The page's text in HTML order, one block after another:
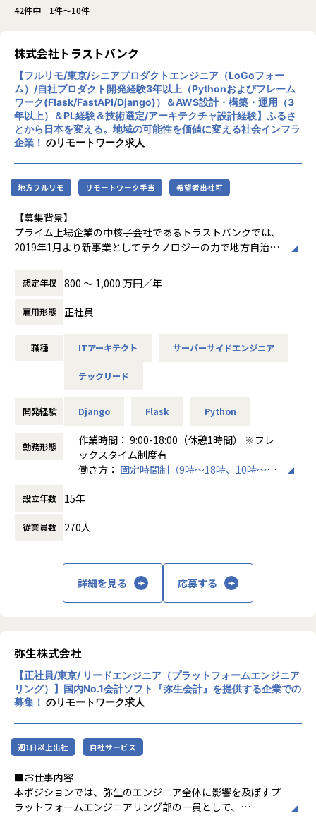
42件中 1件～10件
株式会社トラストバンク
【フルリモ/東京/シニアプロダクトエンジニア（LoGoフォー
ム）/自社プロダクト開発経験3年以上（Pythonおよびフレーム
ワーク(Flask/FastAPI/Django)）＆AWS設計・構築・運用（3
年以上）＆PL経験＆技術選定/アーキテクチャ設計経験】ふるさ
とから日本を変える。地域の可能性を価値に変える社会インフラ
企業！ のリモートワーク求人
地方フルリモ リモートワーク手当 希望者出社可
【募集背景】
プライム上場企業の中核子会社であるトラストバンクでは、
2019年1月より新事業としてテクノロジーの力で地方自治体
ク事業を推進しています。
【デジタルの力で行政と地域をアップデートするパブリテッ
ク事業】
適切なデジタル
多くの地域では高齢化・人口減少が進んで行き、地域が抱え
その一方で、これまで地域を支えてきた行政職員の数は減少
地域を支える行政職員が地域に対して十分な業務ができなく
なると、これまで行政職員が対応していた福祉サービスや災
自立的な持続可能性が維持できなくなります。
行政職員や地域に提供し、地域の発展を支援することをミッ
【急成長するパブリテック事業】
2019年1月より事業を開始したパブリテック事業は、弊社の
ふるさとチョイス以外の新規事業として、第2の中核事業と
自治体通信という自治体向け専門媒体にも取り上げて頂いた
LoGoチャット、LoGoフォームの記事もあわせてみて頂きま
すと、どのようなプロダクトを取り扱っているかについての
イメージが沸きやすいかと思います。
県庁職員の「新しい働き方」を支える、自治体専用ビジネス
チャットの実力
自治体専用ビジネスチャットを導入し、「対話」の組織文化
その中でも、サービスローンチから約4年で、全国の約1/3の
自治体で導入されているLoGoフォームは、自治体職員だけ
想定年収 800 〜 1,000 万円／年
雇用形態 正社員
職種 ITアーキテクト サーバーサイドエンジニア
テックリード
開発経験 Django Flask Python
勤務形態
作業時間： 9:00-18:00（休憩1時間） ※フレ
ックスタイム制度有
働き方： 固定時間制（9時～18時、10時～19
時間外労働の有無： 有（月平均10時間～20
休憩時間： 60分
設立年数 15年
従業員数 270人
詳細を見る 応募する
弥生株式会社
【正社員/東京/ リードエンジニア（プラットフォームエンジニア
リング）】国内No.1会計ソフト『弥生会計』を提供する企業での
募集！ のリモートワーク求人
週1日以上出社 自社サービス
■お仕事内容
本ポジションでは、弥生のエンジニア全体に影響を及ぼすプ
ラットフォームエンジニアリング部の一員として、